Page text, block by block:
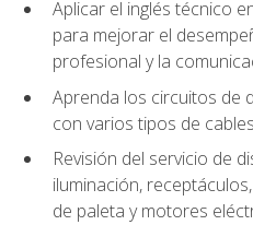
Aplicar el inglés técnico
para mejorar el
profesional y la
Aprenda los circuitos de
con varios tipos de
Revisión del servicio de
iluminación,
de paleta y motores